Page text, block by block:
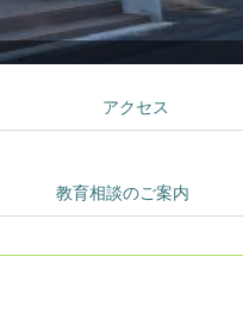
小・中学部校舎
アクセス
教育相談のご案内